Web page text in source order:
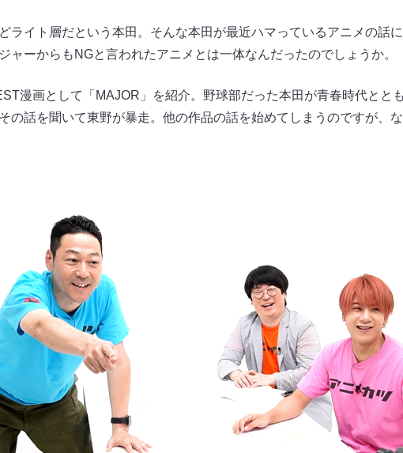
ライト層だという本田。そんな本田が最近ハマっているアニメの話
ャーからもNGと言われたアニメとは一体なんだったのでしょうか。
漫画として「MAJOR」を紹介。野球部だった本田が青春時代とと
の話を聞いて東野が暴走。他の作品の話を始めてしまうのですが、